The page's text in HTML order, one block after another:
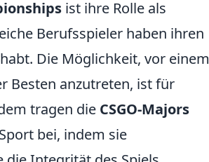
ist ihre Rolle als
Berufsspieler haben ihren
Die Möglichkeit, vor einem
Besten anzutreten, ist für
tragen die CSGO-Majors
bei, indem sie